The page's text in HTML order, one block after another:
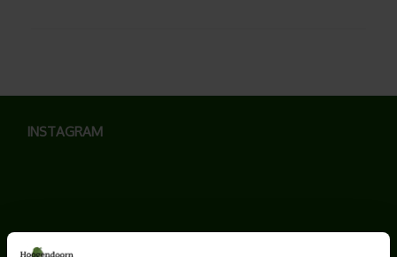
INSTAGRAM
LAATSTE NIEUWS